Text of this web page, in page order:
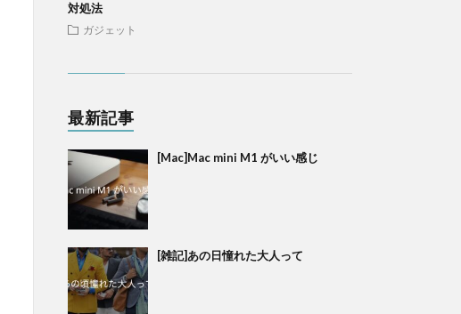
対処法
ガジェット
最新記事
[Mac]Mac mini M1 がいい感じ
[雑記]あの日憧れた大人って